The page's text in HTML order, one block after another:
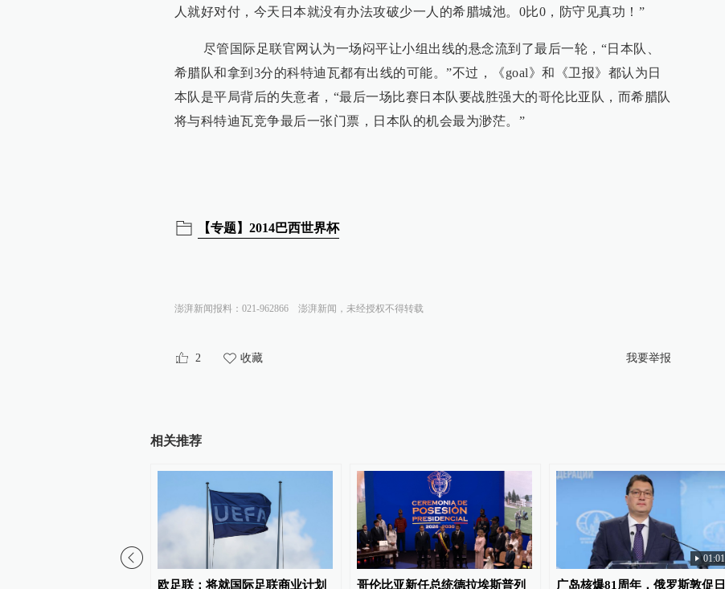
人就好对付，今天日本就没有办法攻破少一人的希腊城池。0比0，防守见真功！”
尽管国际足联官网认为一场闷平让小组出线的悬念流到了最后一轮，“日本队、
希腊队和拿到3分的科特迪瓦都有出线的可能。”不过，《goal》和《卫报》都认为日
本队是平局背后的失意者，“最后一场比赛日本队要战胜强大的哥伦比亚队，而希腊队
将与科特迪瓦竞争最后一张门票，日本队的机会最为渺茫。”
【专题】2014巴西世界杯
澎湃新闻报料：021-962866 澎湃新闻，未经授权不得转载
2 收藏 我要举报
相关推荐
欧足联：将就国际足联商业计划 哥伦比亚新任总统德拉埃斯普列
01:01
广岛核爆81周年，俄罗斯敦促日